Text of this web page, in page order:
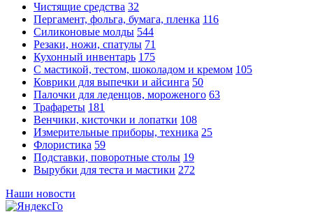
Чистящие средства 32
Пергамент, фольга, бумага, пленка 116
Силиконовые молды 544
Резаки, ножи, спатулы 71
Кухонный инвентарь 175
С мастикой, тестом, шоколадом и кремом 105
Коврики для выпечки и айсинга 50
Палочки для леденцов, мороженого 63
Трафареты 181
Венчики, кисточки и лопатки 108
Измерительные приборы, техника 25
Флористика 59
Подставки, поворотные столы 19
Вырубки для теста и мастики 272
Наши новости